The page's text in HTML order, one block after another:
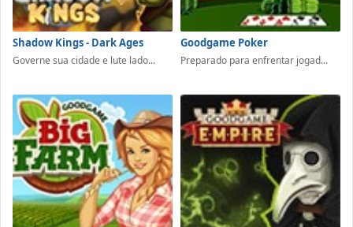
Shadow Kings - Dark Ages
Governe sua cidade e lute lado...
Goodgame Poker
Preparado para enfrentar jogad...